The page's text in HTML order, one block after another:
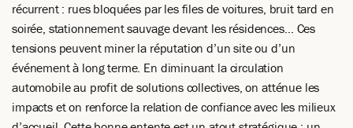
récurrent : rues bloquées par les files de voitures, bruit tard en
soirée, stationnement sauvage devant les résidences… Ces
tensions peuvent miner la réputation d’un site ou d’un
événement à long terme. En diminuant la circulation
automobile au profit de solutions collectives, on atténue les
impacts et on renforce la relation de confiance avec les milieux